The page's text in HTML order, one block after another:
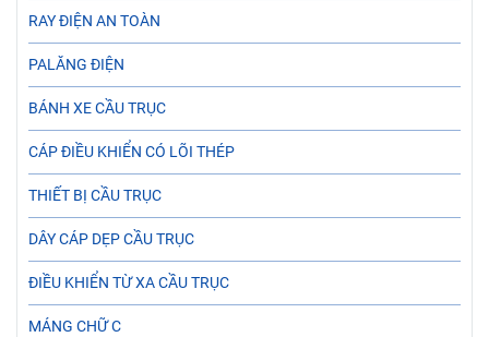
RAY ĐIỆN AN TOÀN
PALĂNG ĐIỆN
BÁNH XE CẦU TRỤC
CÁP ĐIỀU KHIỂN CÓ LÕI THÉP
THIẾT BỊ CẦU TRỤC
DÂY CÁP DẸP CẦU TRỤC
ĐIỀU KHIỂN TỪ XA CẦU TRỤC
MÁNG CHỮ C